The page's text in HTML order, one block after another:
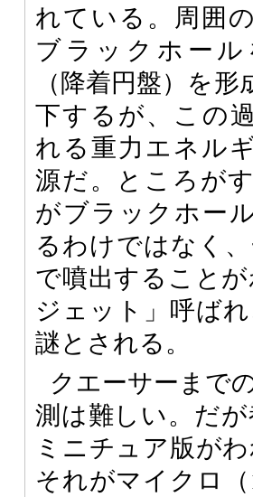
れている。周囲
ブラックホール
（降着円盤）を
下するが、この
れる重力エネル
源だ。ところが
がブラックホー
るわけではなく
で噴出すること
ジェット」呼ば
謎とされる。
クエーサーまで
測は難しい。だ
ミニチュア版が
それがマイクロ